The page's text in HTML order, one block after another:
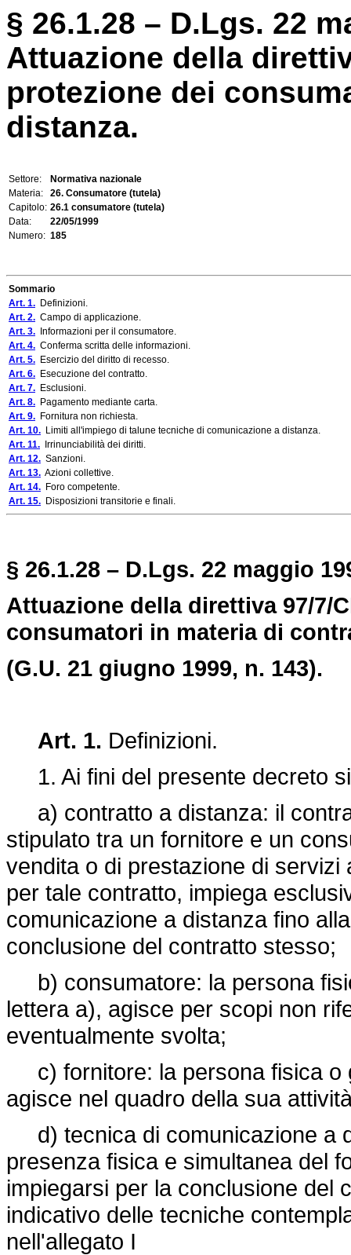
§ 26.1.28 – D.Lgs. 22
Attuazione della
protezione dei
distanza.
Settore:
Normativa nazionale
Materia:
26. Consumatore (tutela)
Capitolo: 26.1 consumatore (tutela)
Data:
22/05/1999
Numero: 185
Sommario
Art. 1. Definizioni.
Art. 2. Campo di applicazione.
Art. 3. Informazioni per il consumatore.
Art. 4. Conferma scritta delle informazioni.
Art. 5. Esercizio del diritto di recesso.
Art. 6. Esecuzione del contratto.
Art. 7. Esclusioni.
Art. 8. Pagamento mediante carta.
Art. 9. Fornitura non richiesta.
Art. 10. Limiti all'impiego di talune tecniche di comunicazione a distanza.
Art. 11. Irrinunciabilità dei diritti.
Art. 12. Sanzioni.
Art. 13. Azioni collettive.
Art. 14. Foro competente.
Art. 15. Disposizioni transitorie e finali.
§ 26.1.28 – D.Lgs. 22 maggio
Attuazione della direttiva 97/7/
consumatori in materia di
(G.U. 21 giugno 1999, n. 143).
Art. 1. Definizioni.
1. Ai fini del presente decreto
a) contratto a distanza: il
stipulato tra un fornitore e un
vendita o di prestazione di
per tale contratto, impiega
comunicazione a distanza fino
conclusione del contratto stesso;
b) consumatore: la persona
lettera a), agisce per scopi non
eventualmente svolta;
c) fornitore: la persona fisica o
agisce nel quadro della sua
d) tecnica di comunicazione a
presenza fisica e simultanea del
impiegarsi per la conclusione del
indicativo delle tecniche
nell'allegato I